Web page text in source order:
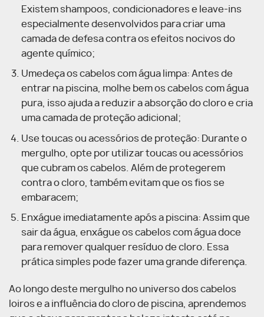
Existem shampoos, condicionadores e leave-ins
especialmente desenvolvidos para criar uma
camada de defesa contra os efeitos nocivos do
agente químico;
Umedeça os cabelos com água limpa: Antes de
entrar na piscina, molhe bem os cabelos com água
pura, isso ajuda a reduzir a absorção do cloro e cria
uma camada de proteção adicional;
Use toucas ou acessórios de proteção: Durante o
mergulho, opte por utilizar toucas ou acessórios
que cubram os cabelos. Além de protegerem
contra o cloro, também evitam que os fios se
embaracem;
Enxágue imediatamente após a piscina: Assim que
sair da água, enxágue os cabelos com água doce
para remover qualquer resíduo de cloro. Essa
prática simples pode fazer uma grande diferença.
Ao longo deste mergulho no universo dos cabelos
loiros e a influência do cloro de piscina, aprendemos